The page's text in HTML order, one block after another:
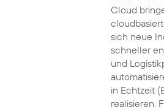
Cloud
sich neue
schneller
und
in Echtzeit
realisieren.